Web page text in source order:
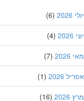
(6)
(4)
(7)
2026
(1)
(16)